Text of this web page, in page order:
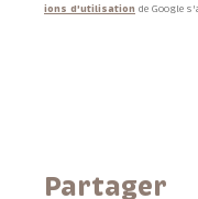
ions d'utilisation de Google
partager